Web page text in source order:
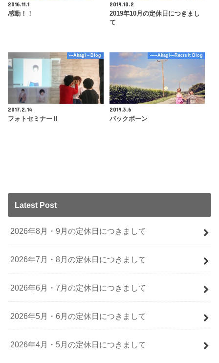
2016.11.1
感動！！
2019.10.2
2019年10月の定休日につきまし
て
---Akagi－Blog
2017.2.14
フォトセミナーⅡ
-----Akagi---Recruit Blog
2019.3.6
バックボーン
Latest Post
2026年8月・9月の定休日につきまして
2026年7月・8月の定休日につきまして
2026年6月・7月の定休日につきまして
2026年5月・6月の定休日につきまして
2026年4月・5月の定休日につきまして